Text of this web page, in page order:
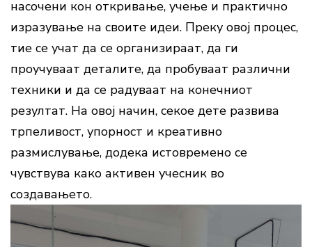
насочени кон откривање, учење и практично
изразување на своите идеи. Преку овој процес,
тие се учат да се организираат, да ги
проучуваат деталите, да пробуваат различни
техники и да се радуваат на конечниот
резултат. На овој начин, секое дете развива
трпеливост, упорност и креативно
размислување, додека истовремено се
чувствува како активен учесник во
создавањето.